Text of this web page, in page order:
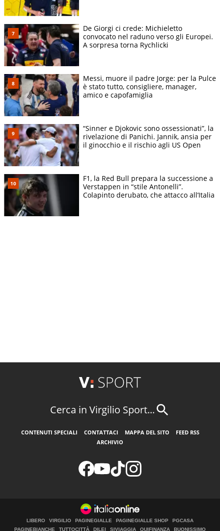
De Giorgi ci crede: Michieletto
convocato nel raduno verso gli Europei.
A sorpresa torna Rychlicki
Messi, muore il padre Jorge: per la Pulce
è stato tutto, consigliere, manager,
amico e capofamiglia
“Sinner e Djokovic sono ossessionati”, la
rivelazione di Panichi. Jannik, ansia per
il ginocchio e il rischio agli US Open
F1, la Red Bull prepara la successione a
Verstappen in “stile Antonelli”.
Colapinto derubato, che attacco all’Italia
Cerca in Virgilio Sport...
CONTENUTI SPECIALI CONTATTACI MAPPA DEL SITO
FEED RSS
ARCHIVIO
LIBERO VIRGILIO PAGINEGIALLE PAGINEGIALLE SHOP
PGCASA
PAGINEBIANCHE
TUTTOCITTÀ DILEI SIVIAGGIA QUIFINANZA BUONISSIMO